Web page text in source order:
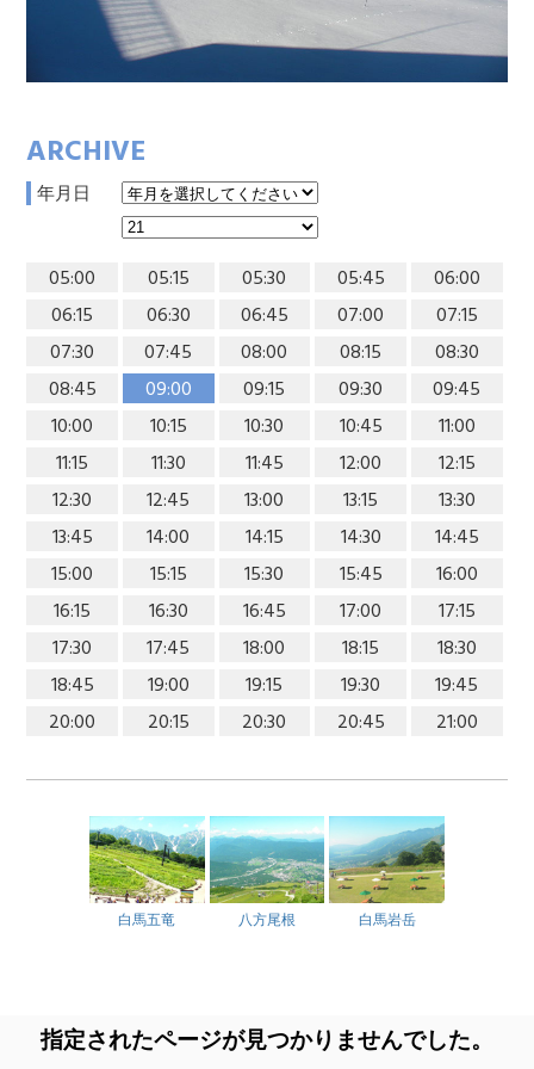
ARCHIVE
年月日
05:00 05:15 05:30 05:45
06:00
06:15
06:30 06:45 07:00
07:15
07:30
07:45 08:00 08:15
08:30
08:45
09:00 09:15 09:30
09:45
10:00
10:15 10:30 10:45
11:00
11:15
11:30 11:45 12:00
12:15
12:30
12:45 13:00 13:15
13:30
13:45
14:00 14:15 14:30
14:45
15:00
15:15 15:30 15:45
16:00
16:15
16:30 16:45 17:00
17:15
17:30
17:45 18:00 18:15
18:30
18:45
19:00 19:15 19:30
19:45
20:00
20:15 20:30 20:45 21:00
白馬五竜 八方尾根 白馬岩岳